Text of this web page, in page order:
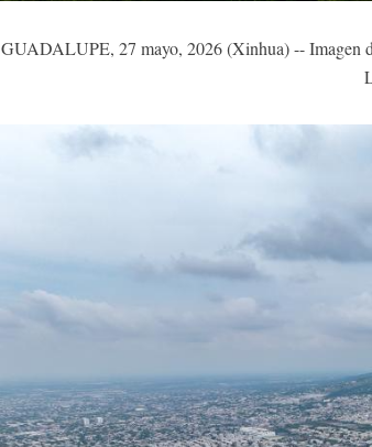
GUADALUPE, 27 mayo, 2026 (Xinhua) -- Imagen